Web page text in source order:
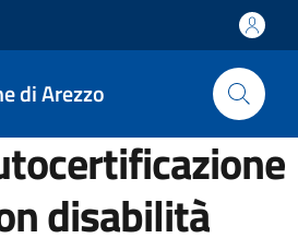
di Arezzo
disabilità